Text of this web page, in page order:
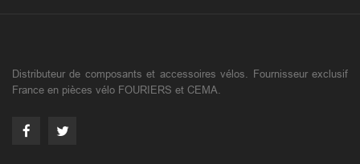
Distributeur de composants et accessoires vélos. Fournisseur exclusif
France en pièces vélo FOURIERS et CEMA.